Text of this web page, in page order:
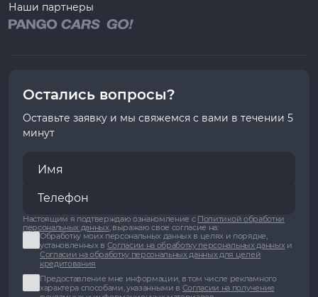
Наши партнеры
Остались вопросы?
Оставьте заявку и мы свяжемся с вами в течении 5
минут
Настоящим я подтверждаю ознакомление с Политикой обработки
персональных данных, выражаю свое согласие на:
Обработку моих персональных данных в целях и порядке,
установленных в Согласии на обработку персональных данныхи
Согласии на обработку персональных данных для целей
кредитования
Предоставление мне информации, в том числе рекламного
характера способами, указанными в Согласии на получение